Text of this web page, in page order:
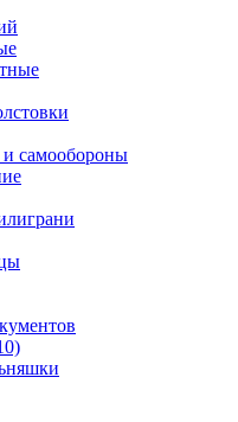
самообороны